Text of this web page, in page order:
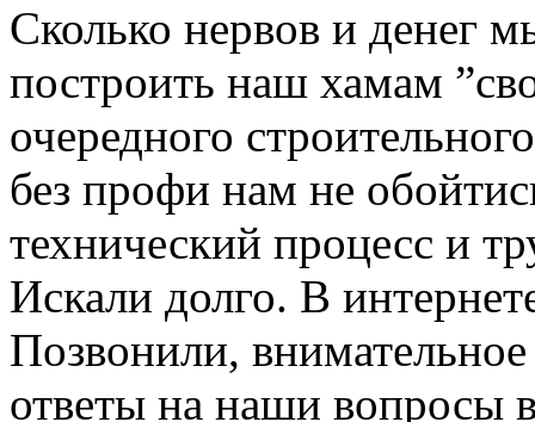
Сколько нервов и денег
построить наш хамам
очередного
без профи нам не
технический процесс и
Искали долго. В
Позвонили,
ответы на наши вопросы